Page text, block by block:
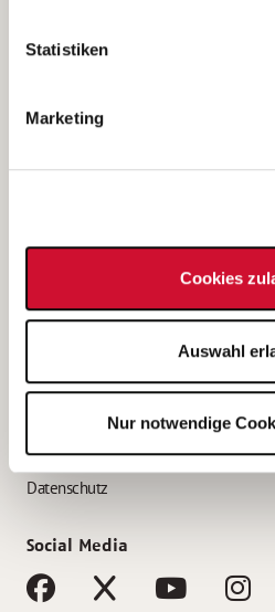
unsererDatenschutzerklärung
Statistiken
Marketing
Cookies
Auswahl
Nur notwendige
(Ein Tochterunternehmen des AWO
e.V.)
Bewerbung als Altenpflegehelfer*in
Bewerbung als Erzieher*in
AWO Gliederungen nach Bundesland
Impressum
Datenschutz
Social Media